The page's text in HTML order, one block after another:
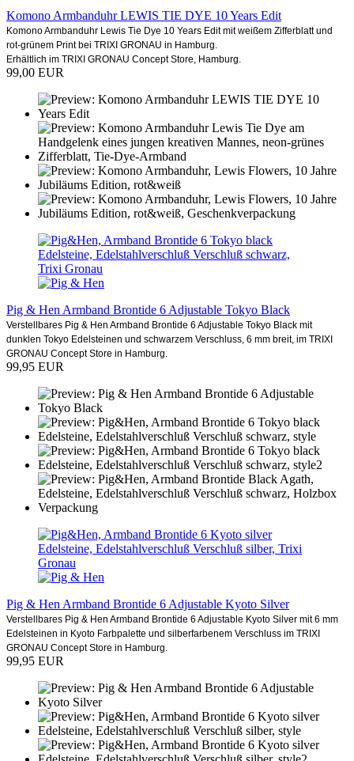
Komono Armbanduhr LEWIS TIE DYE 10 Years Edit
Komono Armbanduhr Lewis Tie Dye 10 Years Edit mit weißem Zifferblatt und
rot-grünem Print bei TRIXI GRONAU in Hamburg.
Erhältlich im TRIXI GRONAU Concept Store, Hamburg.
99,00 EUR
Pig & Hen Armband Brontide 6 Adjustable Tokyo Black
Verstellbares Pig & Hen Armband Brontide 6 Adjustable Tokyo Black mit
dunklen Tokyo Edelsteinen und schwarzem Verschluss, 6 mm breit, im TRIXI
GRONAU Concept Store in Hamburg.
99,95 EUR
Pig & Hen Armband Brontide 6 Adjustable Kyoto Silver
Verstellbares Pig & Hen Armband Brontide 6 Adjustable Kyoto Silver mit 6 mm
Edelsteinen in Kyoto Farbpalette und silberfarbenem Verschluss im TRIXI
GRONAU Concept Store in Hamburg.
99,95 EUR